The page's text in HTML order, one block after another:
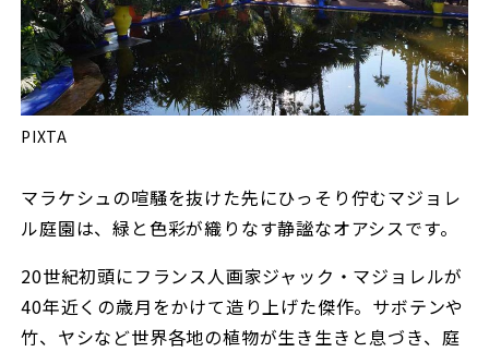
PIXTA
マラケシュの喧騒を抜けた先にひっそり佇むマジョレ
ル庭園は、緑と色彩が織りなす静謐なオアシスです。
20世紀初頭にフランス人画家ジャック・マジョレルが
40年近くの歳月をかけて造り上げた傑作。サボテンや
竹、ヤシなど世界各地の植物が生き生きと息づき、庭